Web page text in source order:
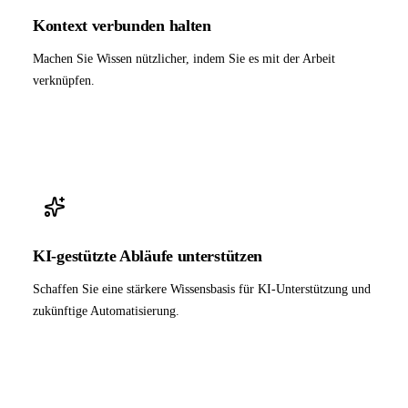
Kontext verbunden halten
Machen Sie Wissen nützlicher, indem Sie es mit der Arbeit
verknüpfen.
KI-gestützte Abläufe unterstützen
Schaffen Sie eine stärkere Wissensbasis für KI-Unterstützung und
zukünftige Automatisierung.